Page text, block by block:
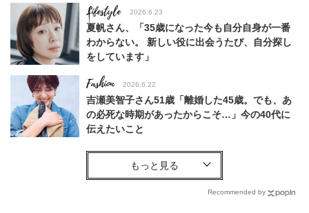
Lifestyle 2026.6.23
夏帆さん、「35歳になった今も自分自身が一番
わからない。 新しい役に出会うたび、自分探し
をしています」
Fashion 2026.6.22
吉瀬美智子さん51歳「離婚した45歳。でも、あ
の必死な時期があったからこそ…」今の40代に
伝えたいこと
Fashion
【40代コンサバ派】白Tシャツは「パール×ゴー
Recommended by